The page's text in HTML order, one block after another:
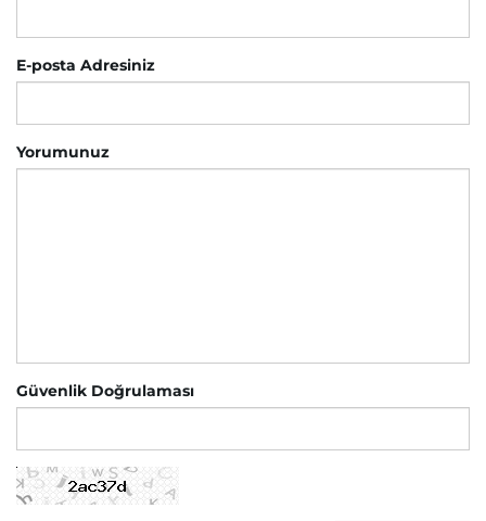
E-posta Adresiniz
Yorumunuz
Güvenlik Doğrulaması